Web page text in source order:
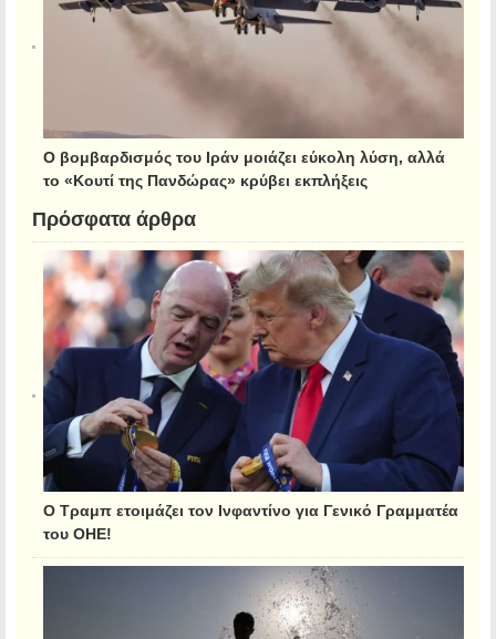
Ο βομβαρδισμός του Ιράν μοιάζει εύκολη λύση, αλλά
το «Κουτί της Πανδώρας» κρύβει εκπλήξεις
Πρόσφατα άρθρα
Ο Τραμπ ετοιμάζει τον Ινφαντίνο για Γενικό Γραμματέα
του ΟΗΕ!